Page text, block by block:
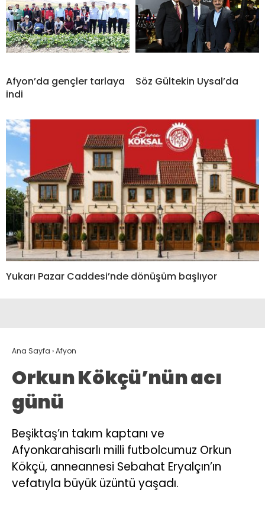
Afyon’da gençler tarlaya
indi
Söz Gültekin Uysal’da
Yukarı Pazar Caddesi’nde dönüşüm başlıyor
Ana Sayfa ›Afyon
Orkun Kökçü’nün acı
günü
Beşiktaş’ın takım kaptanı ve
Afyonkarahisarlı milli futbolcumuz Orkun
Kökçü, anneannesi Sebahat Eryalçın’ın
vefatıyla büyük üzüntü yaşadı.